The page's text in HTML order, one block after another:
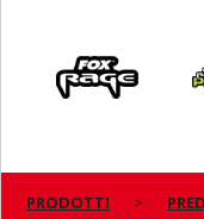
PRODOTTI